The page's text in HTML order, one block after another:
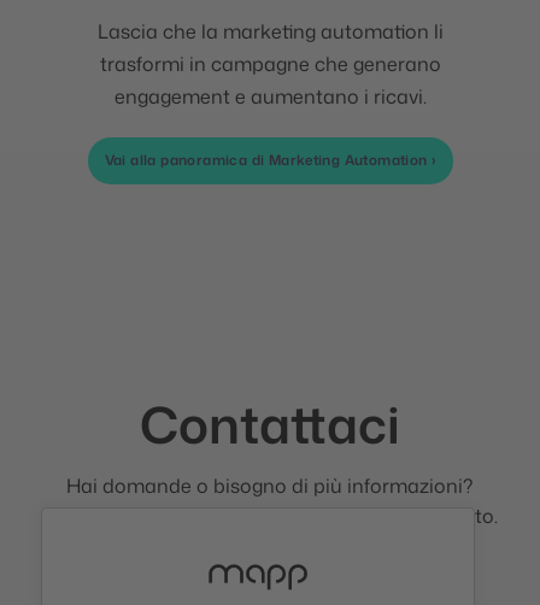
Lascia che la marketing automation li
trasformi in campagne che generano
engagement e aumentano i ricavi.
Vai alla panoramica di Marketing Automation ›
Contattaci
Hai domande o bisogno di più informazioni?
Compila il modulo e ti risponderemo al più presto.